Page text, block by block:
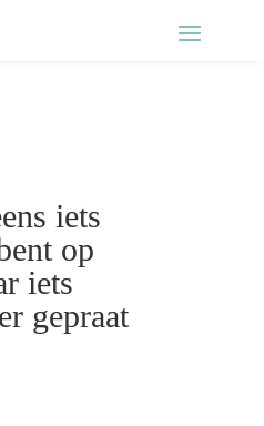
iets
op
iets
gepraat